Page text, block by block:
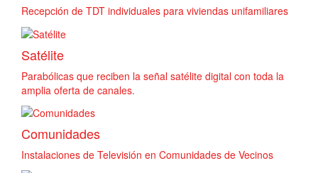
Recepción de TDT individuales para viviendas unifamiliares
Satélite
Parabólicas que reciben la señal satélite digital con toda la
amplia oferta de canales.
Comunidades
Instalaciones de Televisión en Comunidades de Vecinos